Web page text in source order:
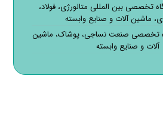
تخصصی بین المللی متالورژی، فولاد،
ماشین آلات و صنایع وابسته
تخصصی صنعت نساجی، پوشاک، ماشین
آلات و صنایع وابسته